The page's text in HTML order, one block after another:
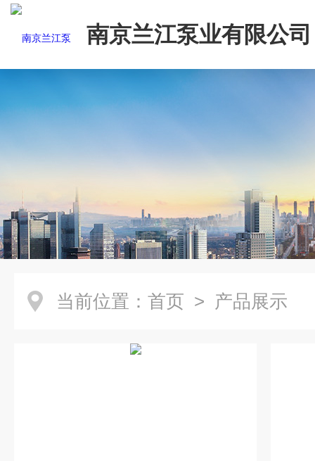
南京兰江泵业有限公司
当前位置： 首页 > 产品展示